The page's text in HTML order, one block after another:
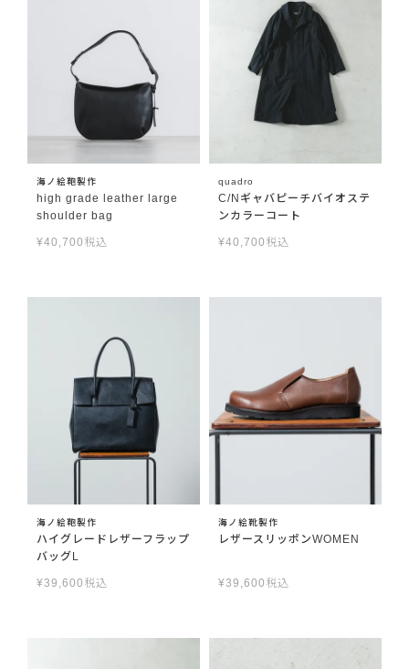
海ノ絵鞄製作
high grade leather large
shoulder bag
¥40,700 税込
quadro
C/Nギャバピーチバイオステ
ンカラーコート
¥40,700 税込
海ノ絵鞄製作
ハイグレードレザーフラップ
バッグL
¥39,600 税込
海ノ絵靴製作
レザースリッポンWOMEN
¥39,600 税込